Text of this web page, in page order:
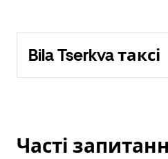
Bila Tserkva таксі
Часті